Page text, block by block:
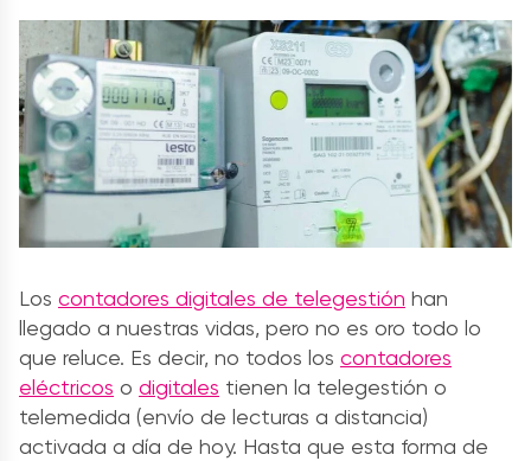
Los contadores digitales de telegestión han
llegado a nuestras vidas, pero no es oro todo lo
que reluce. Es decir, no todos los contadores
eléctricos o digitales tienen la telegestión o
telemedida (envío de lecturas a distancia)
activada a día de hoy. Hasta que esta forma de